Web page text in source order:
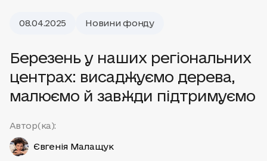
08.04.2025 Новини фонду
Березень у наших регіональних
центрах: висаджуємо дерева,
малюємо й завжди підтримуємо
Автор(ка):
Євгенія Малащук